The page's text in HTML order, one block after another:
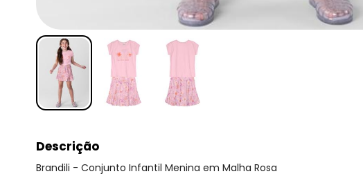
Descrição
Brandili - Conjunto Infantil Menina em Malha Rosa